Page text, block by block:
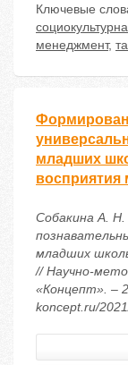
Ключевые
менеджмент,
млaдших
вoсприятия
Собакина А.
млaдших
// Научно-
«Концепт». –
koncept.ru/